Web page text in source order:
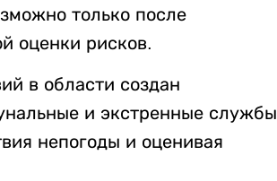
только после
оценки рисков.
в области создан
и экстренные службы
непогоды и оценивая